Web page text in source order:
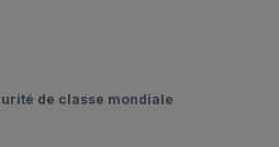
de classe mondiale